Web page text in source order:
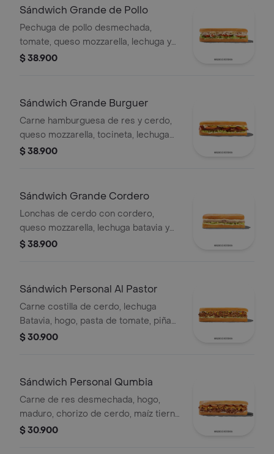
Sándwich Grande de Pollo
Pechuga de pollo desmechada,
tomate, queso mozzarella, lechuga y
mayonesa.
$ 38.900
Sándwich Grande Burguer
Carne hamburguesa de res y cerdo,
queso mozzarella, tocineta, lechuga
Batavia, tomate, pepinillos, salsa BBQ
$ 38.900
Sándwich Grande Cordero
Lonchas de cerdo con cordero,
queso mozzarella, lechuga batavia y
salsa Qbano
$ 38.900
Sándwich Personal Al Pastor
Carne costilla de cerdo, lechuga
Batavia, hogo, pasta de tomate, piña
calada asada, cebolla blanca y
$ 30.900
Sándwich Personal Qumbia
Carne de res desmechada, hogo,
maduro, chorizo de cerdo, maíz tierno
y salsa Qbano.
$ 30.900